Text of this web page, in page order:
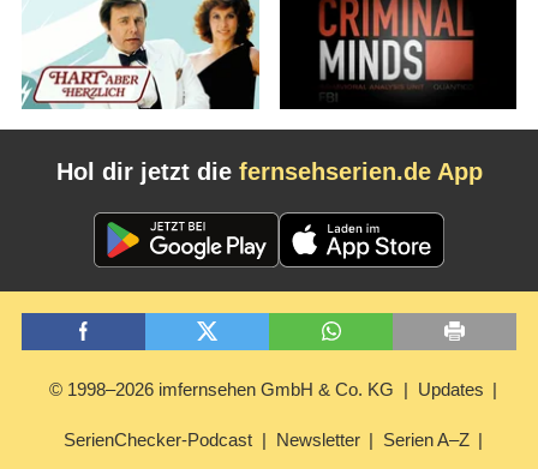
Hol dir jetzt die fernsehserien.de App
© 1998–2026 imfernsehen GmbH & Co. KG Updates
SerienChecker-Podcast Newsletter Serien A–Z